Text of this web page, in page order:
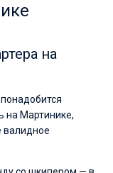
на
на Мартинике,
валидное